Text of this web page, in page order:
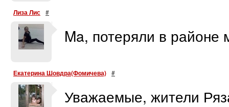
Лиза Лис #
Ma, потеряли в районе
Екатерина Шовдра(Фомичева) #
Уважаемые, жители